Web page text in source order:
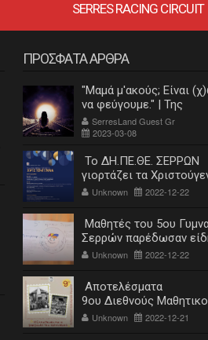
SERRES RACING CIRCUIT
ΠΡΟΣΦΑΤΑ ΑΡΘΡΑ
"Μαμά μ'ακούς; Είναι
να φεύγουμε." | Της
Κατερίνας Λεβαντή
SerresLand Guest Gr
2023-03-08
Το ΔΗ.ΠΕ.ΘΕ. ΣΕΡΡΩΝ
γιορτάζει τα
Unknown 2022-12-22
Μαθητές του 5ου
Σερρών παρέδωσαν
πρώτης ανάγκης στο
Unknown 2022-12-22
Αποτελέσματα
9ου Διεθνούς
Διαγωνισμού «Η
Unknown 2022-12-21